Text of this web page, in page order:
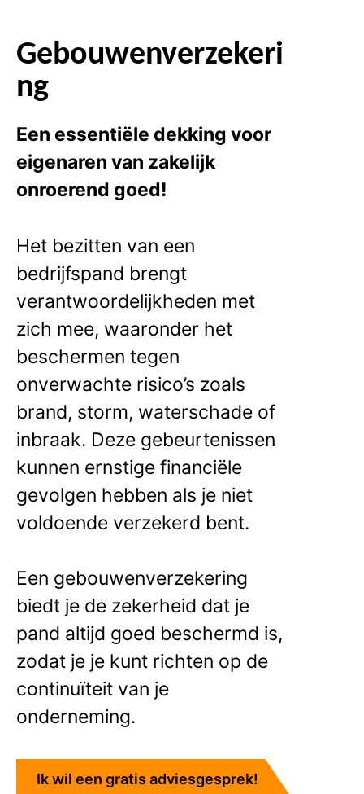
Gebouwenverzekeri
ng
Een essentiële dekking voor
eigenaren van zakelijk
onroerend goed!
Het bezitten van een
bedrijfspand brengt
verantwoordelijkheden met
zich mee, waaronder het
beschermen tegen
onverwachte risico’s zoals
brand, storm, waterschade of
inbraak. Deze gebeurtenissen
kunnen ernstige financiële
gevolgen hebben als je niet
voldoende verzekerd bent.
Een gebouwenverzekering
biedt je de zekerheid dat je
pand altijd goed beschermd is,
zodat je je kunt richten op de
continuïteit van je
onderneming.
Ik wil een gratis adviesgesprek!